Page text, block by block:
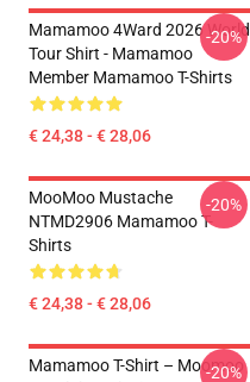
Mamamoo 4Ward 2026 World
Tour Shirt - Mamamoo
Member Mamamoo T-Shirts
€ 24,38 - € 28,06
-20%
MooMoo Mustache
NTMD2906 Mamamoo T-
Shirts
€ 24,38 - € 28,06
-20%
Mamamoo T-Shirt – Moomoo
-20%